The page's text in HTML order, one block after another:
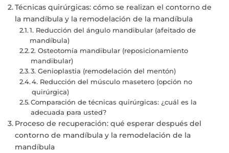
Técnicas quirúrgicas: cómo se realizan el contorno de
la mandíbula y la remodelación de la mandíbula
1. Reducción del ángulo mandibular (afeitado de
mandíbula)
2. Osteotomía mandibular (reposicionamiento
mandibular)
3. Genioplastia (remodelación del mentón)
4. Reducción del músculo masetero (opción no
quirúrgica)
Comparación de técnicas quirúrgicas: ¿cuál es la
adecuada para usted?
Proceso de recuperación: qué esperar después del
contorno de mandíbula y la remodelación de la
mandíbula